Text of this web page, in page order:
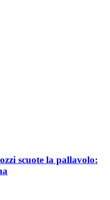
scuote la pallavolo: